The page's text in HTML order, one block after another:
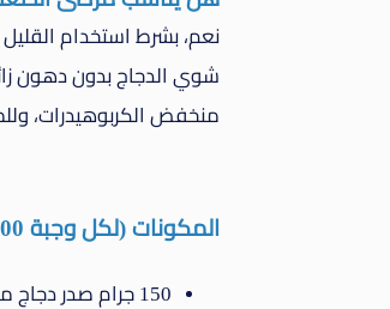
نعم، بشرط استخدام القليل
شوي الدجاج بدون دهون
منخفض الكربوهيدرات،
المكونات (لكل وجبة 200 جرام تقريبًا):
150 جرام صدر دجاج منزوع الجلد